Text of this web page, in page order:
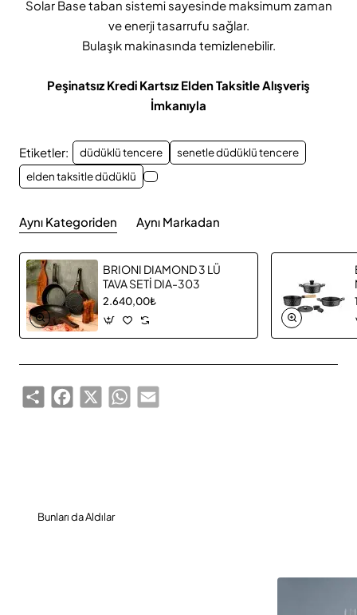
Solar Base taban sistemi sayesinde maksimum zaman
ve enerji tasarrufu sağlar.
Bulaşık makinasında temizlenebilir.
Peşinatsız Kredi Kartsız Elden Taksitle Alışveriş
İmkanıyla
Etiketler: düdüklü tencere
senetle düdüklü tencere
elden taksitle düdüklü
Aynı Kategoriden Aynı Markadan
BRIONI DIAMOND 3 LÜ
TAVA SETİ DIA-303
2.640,00₺
ShareFacebook
X WhatsApp
Email
Bunları da Aldılar